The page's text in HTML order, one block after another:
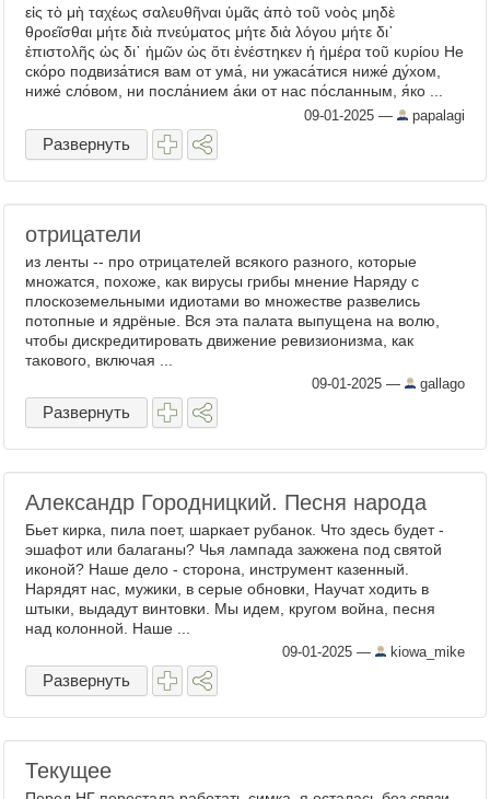
εἰς τὸ μὴ ταχέως σαλευθῆναι ὑμᾶς ἀπὸ τοῦ νοὸς μηδὲ
θροεῖσθαι μήτε διὰ πνεύματος μήτε διὰ λόγου μήτε δι᾿
ἐπιστολῆς ὡς δι᾿ ἡμῶν ὡς ὅτι ἐνέστηκεν ἡ ἡμέρα τοῦ κυρίου Не
ско́ро подвиза́тися вам от ума́, ни ужаса́тися ниже́ ду́хом,
ниже́ сло́вом, ни посла́нием а́ки от нас по́сланным, я́ко ...
09-01-2025 — papalagi
Развернуть
отрицатели
из ленты -- про отрицателей всякого разного, которые
множатся, похоже, как вирусы грибы мнение Наряду с
плоскоземельными идиотами во множестве развелись
потопные и ядрёные. Вся эта палата выпущена на волю,
чтобы дискредитировать движение ревизионизма, как
такового, включая ...
09-01-2025 — gallago
Развернуть
Александр Городницкий. Песня народа
Бьет кирка, пила поет, шаркает рубанок. Что здесь будет -
эшафот или балаганы? Чья лампада зажжена под святой
иконой? Наше дело - сторона, инструмент казенный.
Нарядят нас, мужики, в серые обновки, Научат ходить в
штыки, выдадут винтовки. Мы идем, кругом война, песня
над колонной. Наше ...
09-01-2025 — kiowa_mike
Развернуть
Текущее